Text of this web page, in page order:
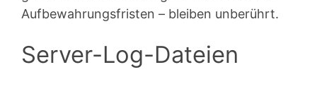
Aufbewahrungsfristen – bleiben unberührt.
Server-Log-Dateien